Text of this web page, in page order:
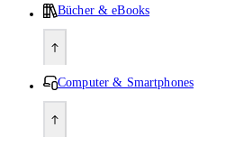
Bücher & eBooks
Computer & Smartphones